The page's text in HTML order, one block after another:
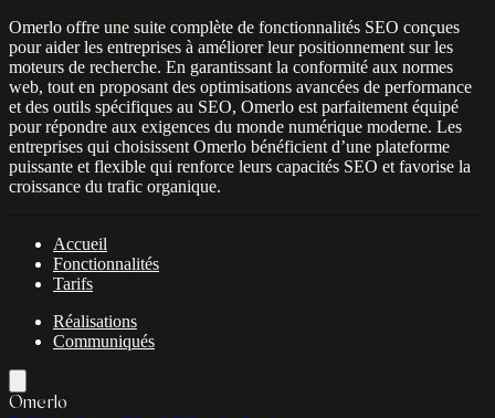
Omerlo offre une suite complète de fonctionnalités SEO conçues
pour aider les entreprises à améliorer leur positionnement sur les
moteurs de recherche. En garantissant la conformité aux normes
web, tout en proposant des optimisations avancées de performance
et des outils spécifiques au SEO, Omerlo est parfaitement équipé
pour répondre aux exigences du monde numérique moderne. Les
entreprises qui choisissent Omerlo bénéficient d’une plateforme
puissante et flexible qui renforce leurs capacités SEO et favorise la
croissance du trafic organique.
Accueil
Fonctionnalités
Tarifs
Réalisations
Communiqués
Omerlo